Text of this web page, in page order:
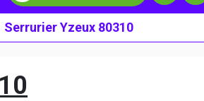
Serrurier Yzeux 80310